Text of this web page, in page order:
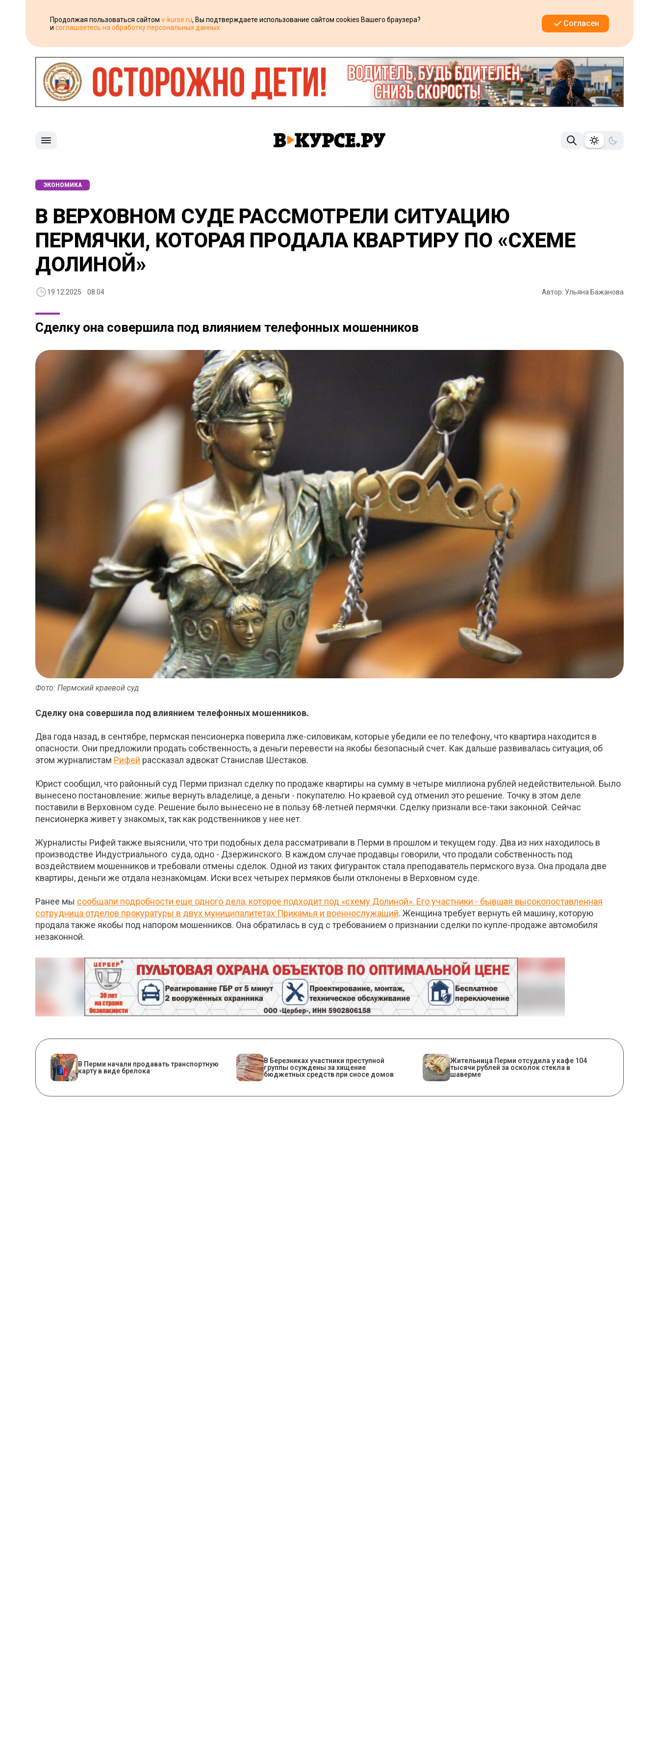
Продолжая пользоваться сайтом v-kurse.ru, Вы подтверждаете использование сайтом cookies Вашего браузера?
и соглашаетесь на обработку персональных данных Согласен
ЭКОНОМИКА
В ВЕРХОВНОМ СУДЕ РАССМОТРЕЛИ СИТУАЦИЮ
ПЕРМЯЧКИ, КОТОРАЯ ПРОДАЛА КВАРТИРУ ПО «СХЕМЕ
ДОЛИНОЙ»
19.12.2025 08:04 Автор: Ульяна Бажанова
Сделку она совершила под влиянием телефонных мошенников
Фото: Пермский краевой суд
Сделку она совершила под влиянием телефонных мошенников.
Два года назад, в сентябре, пермская пенсионерка поверила лже-силовикам, которые убедили ее по телефону, что квартира находится в
опасности. Они предложили продать собственность, а деньги перевести на якобы безопасный счет. Как дальше развивалась ситуация, об
этом журналистам Рифей рассказал адвокат Станислав Шестаков.
Юрист сообщил, что районный суд Перми признал сделку по продаже квартиры на сумму в четыре миллиона рублей недействительной. Было
вынесено постановление: жилье вернуть владелице, а деньги - покупателю. Но краевой суд отменил это решение. Точку в этом деле
поставили в Верховном суде. Решение было вынесено не в пользу 68-летней пермячки. Сделку признали все-таки законной. Сейчас
пенсионерка живет у знакомых, так как родственников у нее нет.
Журналисты Рифей также выяснили, что три подобных дела рассматривали в Перми в прошлом и текущем году. Два из них находилось в
производстве Индустриального суда, одно - Дзержинского. В каждом случае продавцы говорили, что продали собственность под
воздействием мошенников и требовали отмены сделок. Одной из таких фигуранток стала преподаватель пермского вуза. Она продала две
квартиры, деньги же отдала незнакомцам. Иски всех четырех пермяков были отклонены в Верховном суде.
Ранее мы сообщали подробности еще одного дела, которое подходит под «схему Долиной». Его участники - бывшая высокопоставленная
сотрудница отделов прокуратуры в двух муниципалитетах Прикамья и военнослужащий. Женщина требует вернуть ей машину, которую
продала также якобы под напором мошенников. Она обратилась в суд с требованием о признании сделки по купле-продаже автомобиля
незаконной.
В Перми начали продавать транспортную
карту в виде брелока
В Березниках участники преступной
группы осуждены за хищение
бюджетных средств при сносе домов
Жительница Перми отсудила у кафе 104
тысячи рублей за осколок стекла в
шаверме